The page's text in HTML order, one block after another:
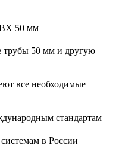
50 мм
трубы 50 мм и другую
все необходимые
стандартам
в России